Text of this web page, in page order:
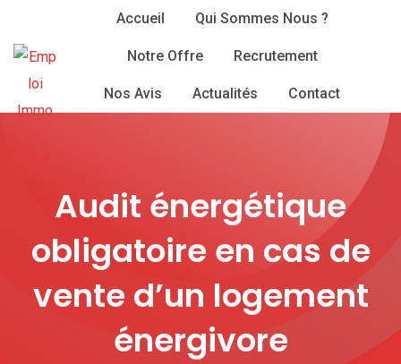
content
Accueil Qui Sommes Nous ?
Notre Offre Recrutement
Nos Avis Actualités Contact
Audit énergétique
obligatoire en cas de
vente d’un logement
énergivore